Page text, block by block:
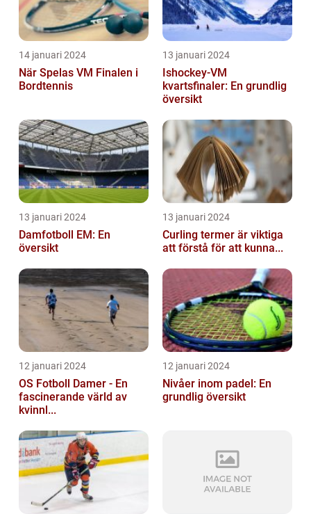
14 januari 2024
När Spelas VM Finalen i
Bordtennis
13 januari 2024
Ishockey-VM
kvartsfinaler: En grundlig
översikt
13 januari 2024
Damfotboll EM: En
översikt
13 januari 2024
Curling termer är viktiga
att förstå för att kunna...
12 januari 2024
OS Fotboll Damer - En
fascinerande värld av
kvinnl...
12 januari 2024
Nivåer inom padel: En
grundlig översikt